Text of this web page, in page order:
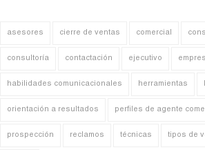
asesores cierre de ventas comercial
consultoría contactación ejecutivo
habilidades comunicacionales herramientas
orientación a resultados perfiles de agente
prospección reclamos técnicas tipos de